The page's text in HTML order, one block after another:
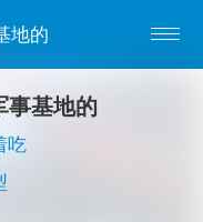
地的
事基地的
吃